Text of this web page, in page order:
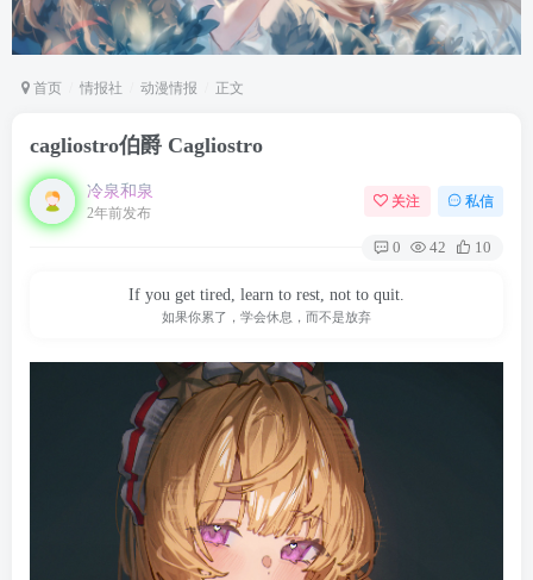
首页 情报社 动漫情报 正文
cagliostro伯爵 Cagliostro
冷泉和泉
2年前发布
关注 私信
0 42 10
If you get tired, learn to rest, not to quit.
如果你累了，学会休息，而不是放弃